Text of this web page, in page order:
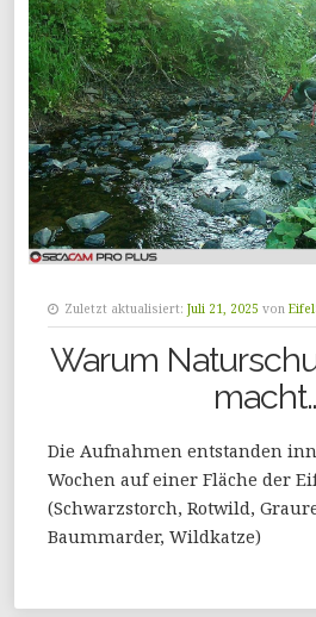
Zuletzt aktualisiert: Juli 21, 2025 von
Warum
Die Aufnahmen entstanden
Wochen auf einer Fläche der
(Schwarzstorch, Rotwild,
Baummarder, Wildkatze)